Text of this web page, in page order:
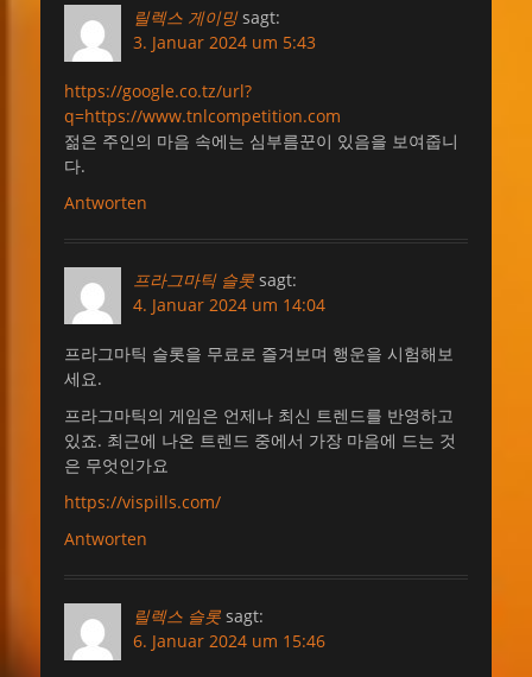
릴렉스 게이밍 sagt:
3. Januar 2024 um 5:43
https://google.co.tz/url?
q=https://www.tnlcompetition.com
젊은 주인의 마음 속에는 심부름꾼이 있음을 보여줍니
다.
Antworten
프라그마틱 슬롯 sagt:
4. Januar 2024 um 14:04
프라그마틱 슬롯을 무료로 즐겨보며 행운을 시험해보
세요.
프라그마틱의 게임은 언제나 최신 트렌드를 반영하고
있죠. 최근에 나온 트렌드 중에서 가장 마음에 드는 것
은 무엇인가요
https://vispills.com/
Antworten
릴렉스 슬롯 sagt:
6. Januar 2024 um 15:46